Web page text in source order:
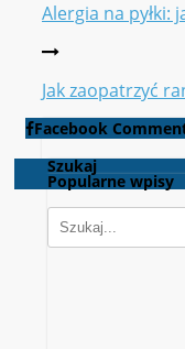
Alergia na pyłki:
Jak zaopatrzyć
Facebook
Szukaj
Popularne wpisy